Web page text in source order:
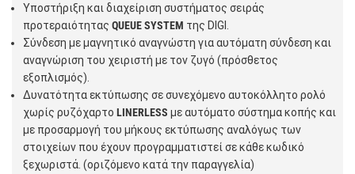
Υποστήριξη και διαχείριση συστήματος σειράς
προτεραιότητας QUEUESYSTEM της DIGI.
Σύνδεση με μαγνητικό αναγνώστη για αυτόματη σύνδεση και
αναγνώριση του χειριστή με τον ζυγό (πρόσθετος
εξοπλισμός).
Δυνατότητα εκτύπωσης σε συνεχόμενο αυτοκόλλητο ρολό
χωρίς ρυζόχαρτο LINERLESS με αυτόματο σύστημα κοπής και
με προσαρμογή του μήκους εκτύπωσης αναλόγως των
στοιχείων που έχουν προγραμματιστεί σε κάθε κωδικό
ξεχωριστά. (οριζόμενο κατά την παραγγελία)